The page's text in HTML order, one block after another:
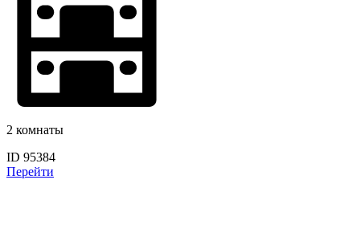
2 комнаты
ID 95384
Перейти